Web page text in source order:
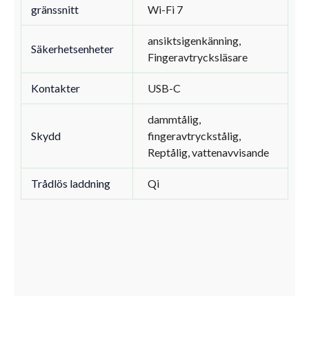
gränssnitt
Wi-Fi 7
Säkerhetsenheter
ansiktsigenkänning,
Fingeravtrycksläsare
Kontakter USB-C
Skydd
dammtålig,
fingeravtryckstålig,
Reptålig, vattenavvisande
Trådlös laddning Qi